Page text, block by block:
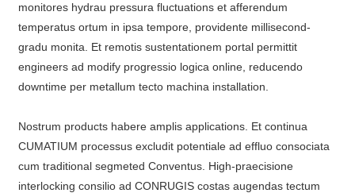
monitores hydrau pressura fluctuations et afferendum
temperatus ortum in ipsa tempore, providente millisecond-
gradu monita. Et remotis sustentationem portal permittit
engineers ad modify progressio logica online, reducendo
downtime per metallum tecto machina installation.
Nostrum products habere amplis applications. Et continua
CUMATIUM processus excludit potentiale ad effluo consociata
cum traditional segmeted Conventus. High-praecisione
interlocking consilio ad CONRUGIS costas augendas tectum